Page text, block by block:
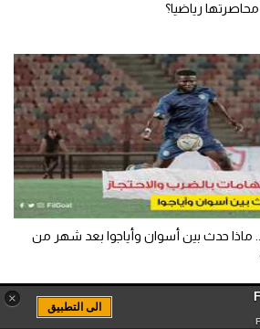
رياضيا؟
ماذا حدث بين أسوان وأياجوا بعد شهر من
×
الى التطبيق